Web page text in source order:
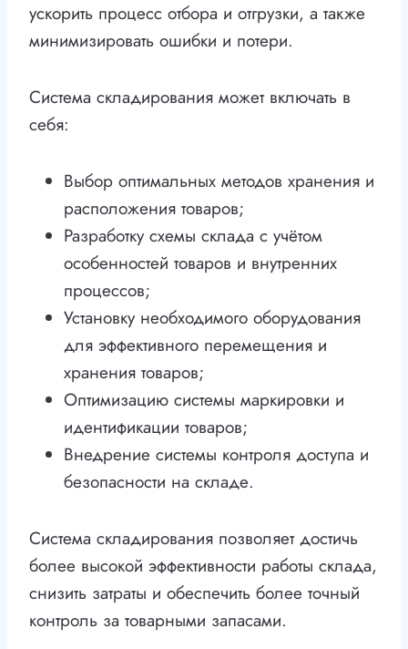
ускорить процесс отбора и отгрузки, а также
минимизировать ошибки и потери.
Система складирования может включать в
себя:
Выбор оптимальных методов хранения и
расположения товаров;
Разработку схемы склада с учётом
особенностей товаров и внутренних
процессов;
Установку необходимого оборудования
для эффективного перемещения и
хранения товаров;
Оптимизацию системы маркировки и
идентификации товаров;
Внедрение системы контроля доступа и
безопасности на складе.
Система складирования позволяет достичь
более высокой эффективности работы склада,
снизить затраты и обеспечить более точный
контроль за товарными запасами.